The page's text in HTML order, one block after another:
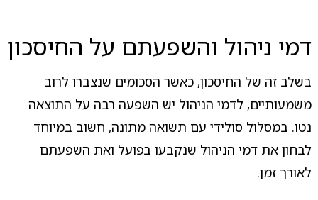
דמי ניהול והשפעתם על החיסכון
בשלב זה של החיסכון, כאשר הסכומים שנצברו לרוב
משמעותיים, לדמי הניהול יש השפעה רבה על התוצאה
נטו. במסלול סולידי עם תשואה מתונה, חשוב במיוחד
לבחון את דמי הניהול שנקבעו בפועל ואת השפעתם
לאורך זמן.